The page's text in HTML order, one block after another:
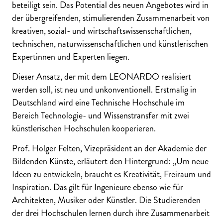
beteiligt sein. Das Potential des neuen Angebotes wird in
der übergreifenden, stimulierenden Zusammenarbeit von
kreativen, sozial- und wirtschaftswissenschaftlichen,
technischen, naturwissenschaftlichen und künstlerischen
Expertinnen und Experten liegen.
Dieser Ansatz, der mit dem LEONARDO realisiert
werden soll, ist neu und unkonventionell. Erstmalig in
Deutschland wird eine Technische Hochschule im
Bereich Technologie- und Wissenstransfer mit zwei
künstlerischen Hochschulen kooperieren.
Prof. Holger Felten, Vizepräsident an der Akademie der
Bildenden Künste, erläutert den Hintergrund: „Um neue
Ideen zu entwickeln, braucht es Kreativität, Freiraum und
Inspiration. Das gilt für Ingenieure ebenso wie für
Architekten, Musiker oder Künstler. Die Studierenden
der drei Hochschulen lernen durch ihre Zusammenarbeit